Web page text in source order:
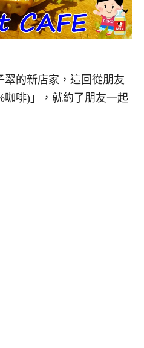
的新店家，這回從朋友
咖啡)」，就約了朋友一起